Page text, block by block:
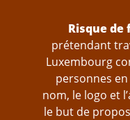
Risque de
prétendant
Luxembourg
personnes
nom, le logo et
le but de